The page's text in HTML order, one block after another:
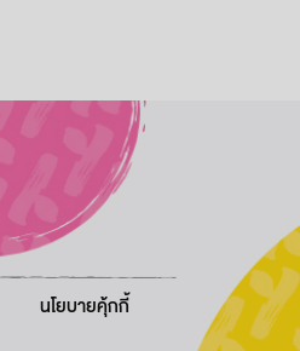
นโยบายคุ้กกี้